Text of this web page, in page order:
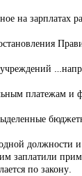
на зарплатах
платежам и
должности
заплатили
по закону.